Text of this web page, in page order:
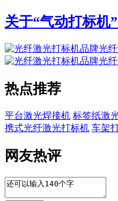
关于“气动打标机
光
光
热点推荐
平台激光焊接机 标签纸激
携式光纤激光打标机 车架
网友热评